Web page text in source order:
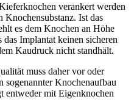
verankert werden
Knochensubstanz. Ist das
es dem Knochen an Höhe
Implantat keinen sicheren
Kaudruck nicht standhält.
muss daher vor oder
sogenannter Knochenaufbau
entweder mit Eigenknochen